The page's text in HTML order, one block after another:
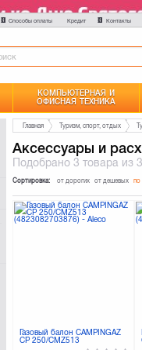
Способы оплаты Кредит Контакты
КОМПЬЮТЕРНАЯ И
ОФИСНАЯ ТЕХНИКА
Главная Туризм, спорт, отдых
Аксессуары и
Подобрано3 товара из
Сортировка: от дорогих от дешевых по
Газовый балон CAMPINGAZ
CP 250/CMZ513